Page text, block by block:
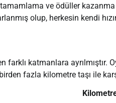
ve ödüller
olup, herkesin kendi
katmanlara ayrılmıştır.
fazla kilometre taşı ile